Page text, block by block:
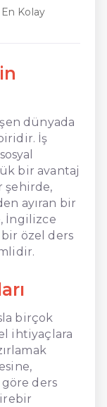
Kolay
dünyada
İş
bir avantaj
şehirde,
ayıran bir
İngilizce
özel ders
birçok
ihtiyaçlara
ders